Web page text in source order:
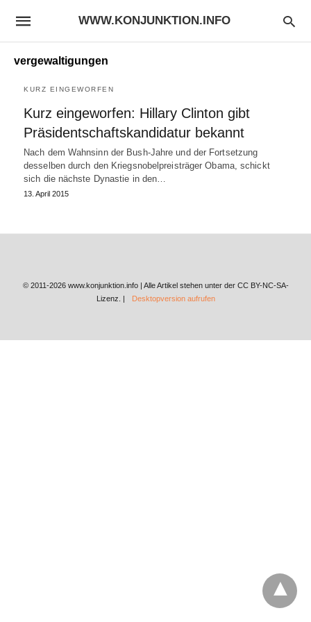
WWW.KONJUNKTION.INFO
vergewaltigungen
KURZ EINGEWORFEN
Kurz eingeworfen: Hillary Clinton gibt
Präsidentschaftskandidatur bekannt
Nach dem Wahnsinn der Bush-Jahre und der Fortsetzung
desselben durch den Kriegsnobelpreisträger Obama, schickt
sich die nächste Dynastie in den…
13. April 2015
© 2011-2026 www.konjunktion.info | Alle Artikel stehen unter der CC BY-NC-SA-
Lizenz. |
Desktopversion aufrufen